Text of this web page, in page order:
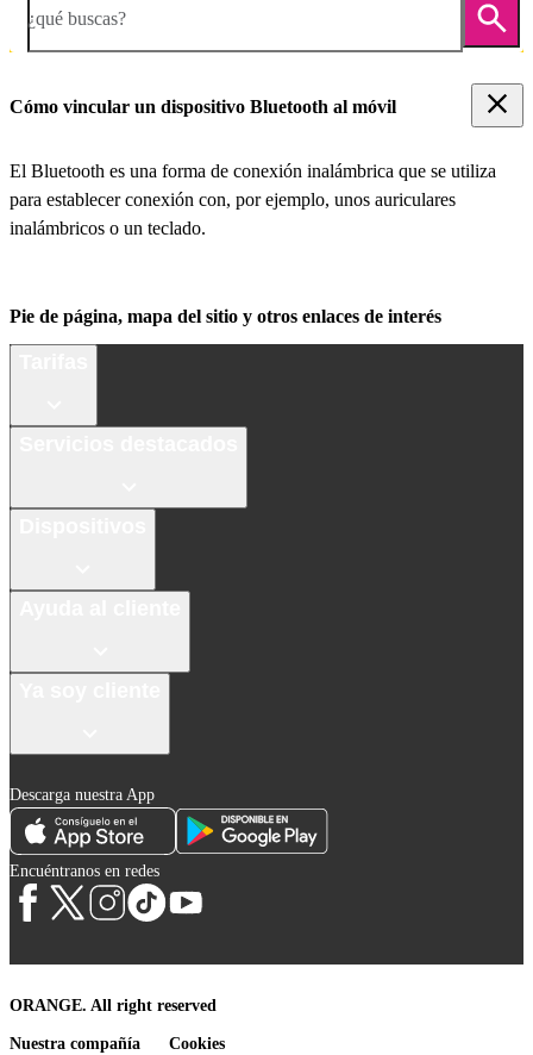
¿qué buscas?
Cómo vincular un dispositivo Bluetooth al móvil
El Bluetooth es una forma de conexión inalámbrica que se utiliza
para establecer conexión con, por ejemplo, unos auriculares
inalámbricos o un teclado.
Pie de página, mapa del sitio y otros enlaces de interés
Descarga nuestra App
Encuéntranos en redes
ORANGE. All right reserved
Nuestra compañía Cookies